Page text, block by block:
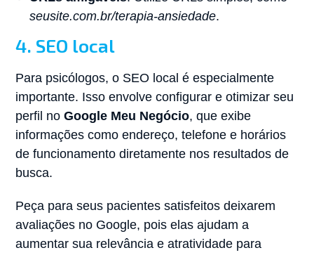
seusite.com.br/terapia-ansiedade.
4. SEO local
Para psicólogos, o SEO local é especialmente
importante. Isso envolve configurar e otimizar seu
perfil noGoogle Meu Negócio, que exibe
informações como endereço, telefone e horários
de funcionamento diretamente nos resultados de
busca.
Peça para seus pacientes satisfeitos deixarem
avaliações no Google, pois elas ajudam a
aumentar sua relevância e atratividade para